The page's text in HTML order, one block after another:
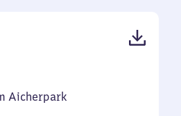
Aicherpark